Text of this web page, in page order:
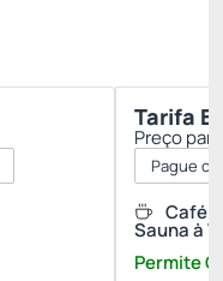
Tarifa
Preço
Pague
Café
Sauna à
Permite